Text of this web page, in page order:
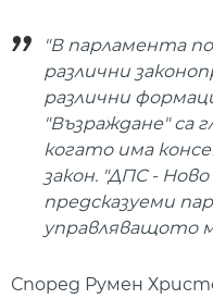
"В парламента
различни
различни
"Възраждане" са
когато има
закон. "ДПС - Ново
предсказуеми
управляващото
Според Румен